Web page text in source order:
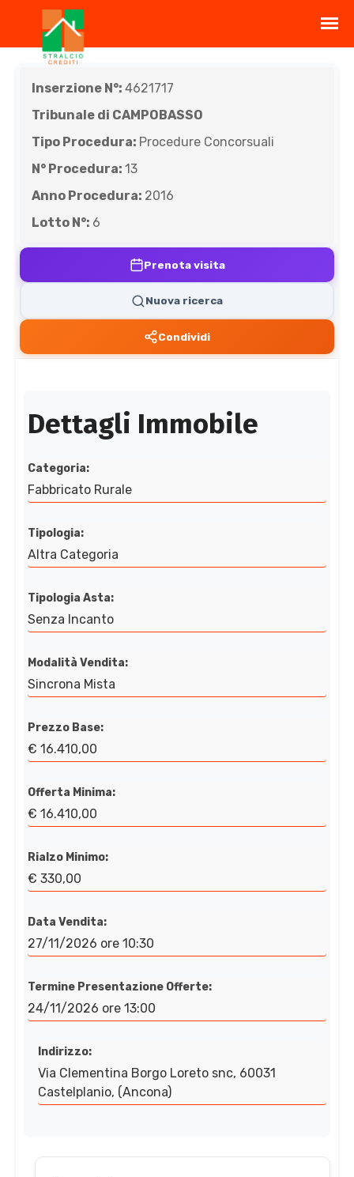
Inserzione N°: 4621717
Tribunale di CAMPOBASSO
Tipo Procedura: Procedure Concorsuali
N° Procedura: 13
Anno Procedura: 2016
Lotto N°: 6
Prenota visita
Nuova ricerca
Condividi
Dettagli Immobile
Categoria:
Fabbricato Rurale
Tipologia:
Altra Categoria
Tipologia Asta:
Senza Incanto
Modalità Vendita:
Sincrona Mista
Prezzo Base:
€ 16.410,00
Offerta Minima:
€ 16.410,00
Rialzo Minimo:
€ 330,00
Data Vendita:
27/11/2026 ore 10:30
Termine Presentazione Offerte:
24/11/2026 ore 13:00
Indirizzo:
Via Clementina Borgo Loreto snc, 60031
Castelplanio, (Ancona)